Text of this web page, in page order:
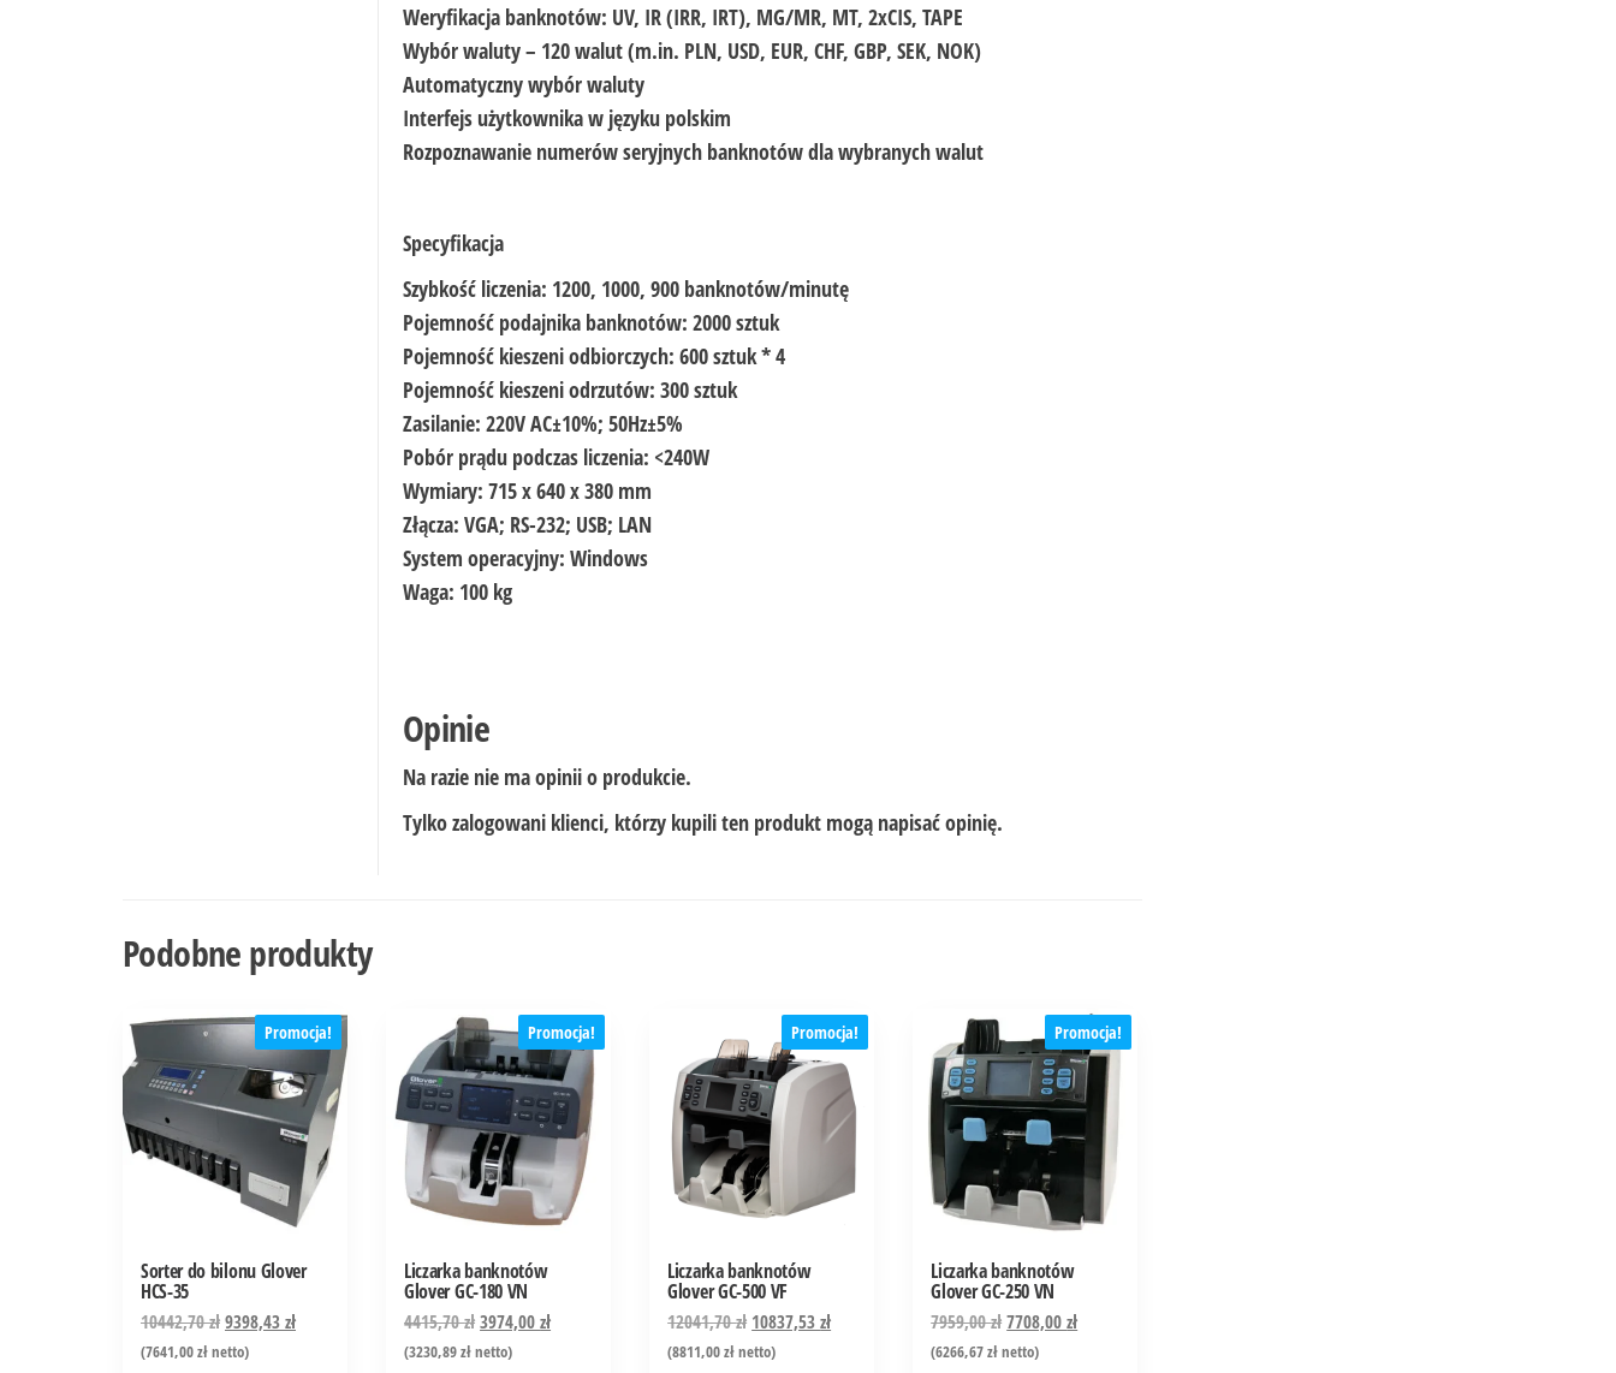
Weryfikacja banknotów: UV, IR (IRR, IRT), MG/MR, MT, 2xCIS, TAPE
Wybór waluty – 120 walut (m.in. PLN, USD, EUR, CHF, GBP, SEK, NOK)
Automatyczny wybór waluty
Interfejs użytkownika w języku polskim
Rozpoznawanie numerów seryjnych banknotów dla wybranych walut
Specyfikacja
Szybkość liczenia: 1200, 1000, 900 banknotów/minutę
Pojemność podajnika banknotów: 2000 sztuk
Pojemność kieszeni odbiorczych: 600 sztuk * 4
Pojemność kieszeni odrzutów: 300 sztuk
Zasilanie: 220V AC±10%; 50Hz±5%
Pobór prądu podczas liczenia: <240W
Wymiary: 715 x 640 x 380 mm
Złącza: VGA; RS-232; USB; LAN
System operacyjny: Windows
Waga: 100 kg
Opinie
Na razie nie ma opinii o produkcie.
Tylko zalogowani klienci, którzy kupili ten produkt mogą napisać opinię.
Podobne produkty
Promocja!
Sorter do bilonu Glover
HCS-35
10442,70zł9398,43zł
(7641,00złnetto)
Promocja!
Liczarka banknotów
Glover GC-180 VN
4415,70zł3974,00zł
(3230,89złnetto)
Promocja!
Liczarka banknotów
Glover GC-500 VF
12041,70zł 10837,53zł
(8811,00złnetto)
Promocja!
Liczarka banknotów
Glover GC-250 VN
7959,00zł7708,00zł
(6266,67złnetto)